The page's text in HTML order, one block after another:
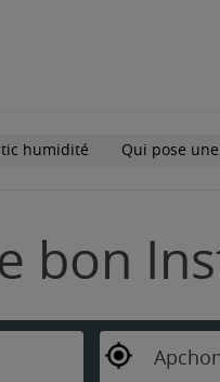
humidité Qui pose
bon